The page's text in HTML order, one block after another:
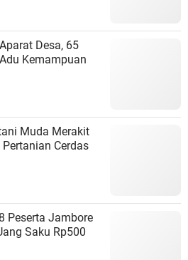
Desa, 65
Kemampuan
Muda Merakit
Cerdas
Peserta Jambore
Saku Rp500